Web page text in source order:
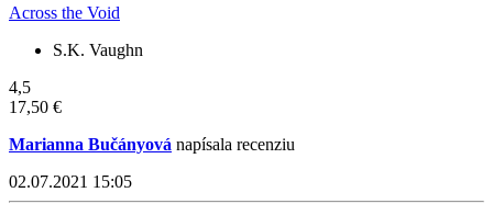
Across the Void
S.K. Vaughn
4,5
17,50 €
Marianna Bučányová napísala recenziu
02.07.2021 15:05